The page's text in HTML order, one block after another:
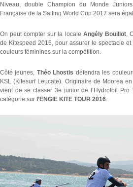
Niveau, double Champion du Monde
Française de la Sailing World Cup 2017 sera
On peut compter sur la locale Angély Bouillot,
de Kitespeed 2016, pour assurer le spectacle
couleurs féminines sur la compétition.
Côté jeunes, Théo Lhostis défendra les
KSL (Kitesurf Leucate). Originaire de Moorea
vient de se classer 3e junior de l’Hydrofoil
catégorie sur l’ENGIE KITE TOUR 2016.